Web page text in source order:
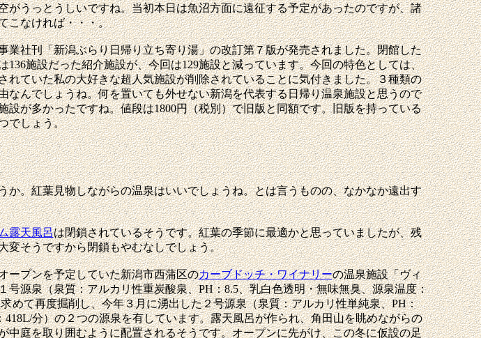
うっとうしいですね。当初本日は魚沼方面に遠征する予定があったのですが、諸
こなければ・・・。
社刊「新潟ぶらり日帰り立ち寄り湯」の改訂第７版が発売されました。閉館した
施設だった紹介施設が、今回は129施設と減っています。今回の特色としては、
ていた私の大好きな超人気施設が削除されていることに気付きました。３種類の
んでしょうね。何を置いても外せない新潟を代表する日帰り温泉施設と思うので
が多かったですね。値段は1800円（税別）で旧版と同額です。旧版を持っている
でしょう。
。紅葉見物しながらの温泉はいいでしょうね。とは言うものの、なかなか遠出す
露天風呂は閉鎖されているそうです。紅葉の季節に最適かと思っていましたが、残
変そうですから閉鎖もやむなしでしょう。
プンを予定していた新潟市西蒲区のカーブドッチ・ワイナリーの温泉施設「ヴィ
源泉（泉質：アルカリ性重炭酸泉、PH：8.5、乳白色透明・無味無臭、源泉温度：
めて再度掘削し、今年３月に湧出した２号源泉（泉質：アルカリ性単純泉、PH：
分）の２つの源泉を有しています。露天風呂が作られ、角田山を眺めながらの
庭を取り囲むように配置されるそうです。オープンに先がけ、この冬に仮設の足